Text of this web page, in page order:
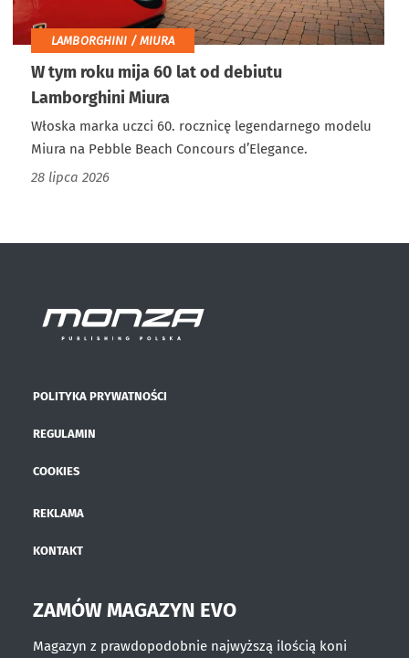
LAMBORGHINI / MIURA
W tym roku mija 60 lat od debiutu
Lamborghini Miura
Włoska marka uczci 60. rocznicę legendarnego modelu
Miura na Pebble Beach Concours d’Elegance.
28 lipca 2026
POLITYKA PRYWATNOŚCI
REGULAMIN
COOKIES
REKLAMA
KONTAKT
ZAMÓW MAGAZYN EVO
Magazyn z prawdopodobnie najwyższą ilością koni